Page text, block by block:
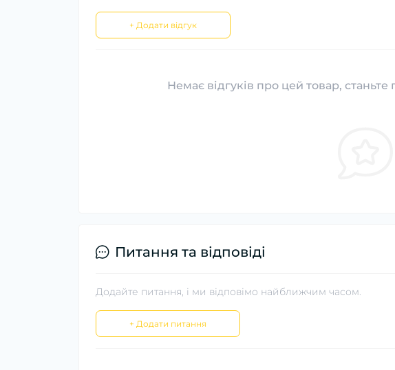
+ Додати відгук
Немає відгуків про цей товар,
Питання та відповіді
Додайте питання, і ми відповімо найближчим часом.
+ Додати питання